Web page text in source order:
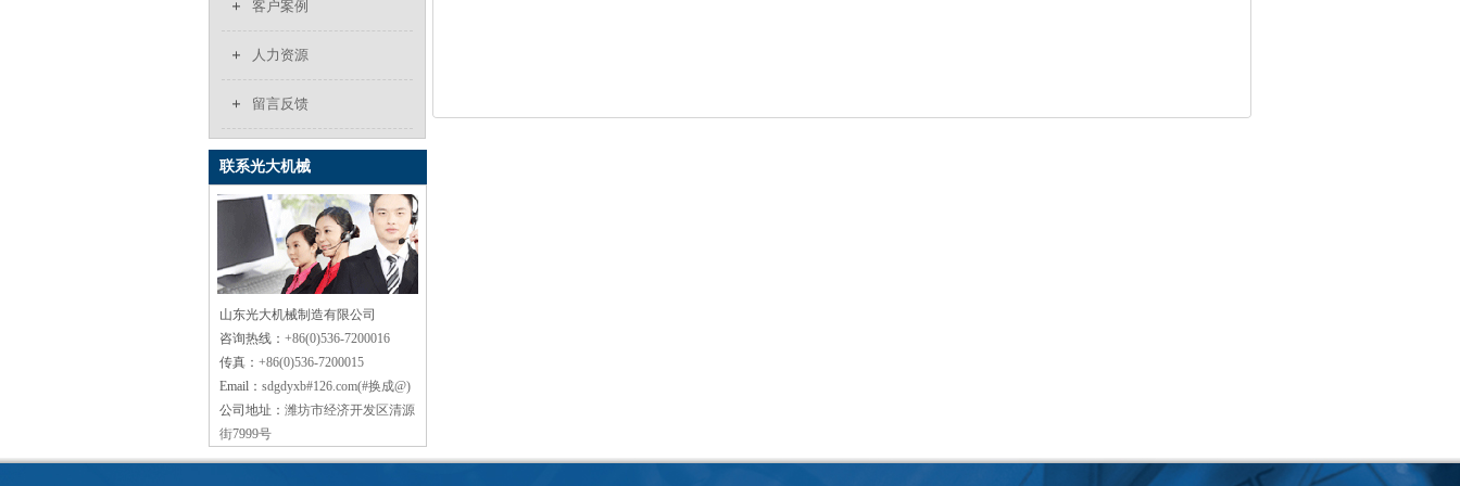
客户案例
人力资源
留言反馈
联系光大机械
山东光大机械制造有限公司
咨询热线： +86(0)536-7200016
传真： +86(0)536-7200015
Email： sdgdyxb#126.com(#换成@)
公司地址： 潍坊市经济开发区清源
街7999号